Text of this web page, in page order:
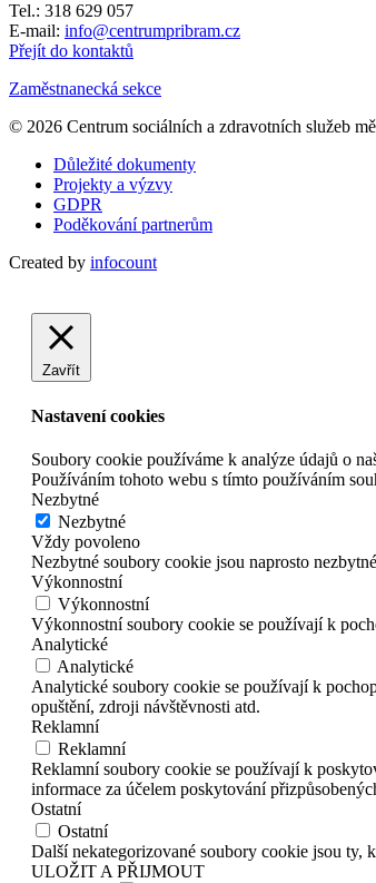
Tel.: 318 629 057
E-mail: info@centrumpribram.cz
Přejít do kontaktů
Zaměstnanecká sekce
© 2026 Centrum sociálních a zdravotních služeb
Důležité dokumenty
Projekty a výzvy
GDPR
Poděkování partnerům
Created by infocount
Zavřít
Nastavení cookies
Soubory cookie používáme k analýze údajů o
Používáním tohoto webu s tímto používáním
Nezbytné
Nezbytné
Vždy povoleno
Nezbytné soubory cookie jsou naprosto
Výkonnostní
Výkonnostní
Výkonnostní soubory cookie se používají k
Analytické
Analytické
Analytické soubory cookie se používají k
opuštění, zdroji návštěvnosti atd.
Reklamní
Reklamní
Reklamní soubory cookie se používají k
informace za účelem poskytování
Ostatní
Ostatní
Další nekategorizované soubory cookie jsou ty,
ULOŽIT A PŘIJMOUT